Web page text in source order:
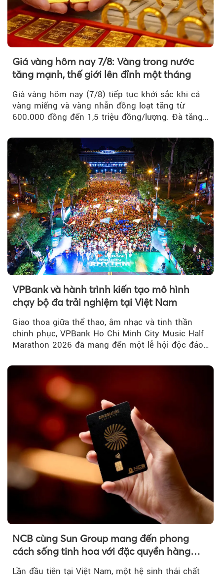
Giá vàng hôm nay 7/8: Vàng trong nước
tăng mạnh, thế giới lên đỉnh một tháng
Giá vàng hôm nay (7/8) tiếp tục khởi sắc khi cả
vàng miếng và vàng nhẫn đồng loạt tăng từ
600.000 đồng đến 1,5 triệu đồng/lượng. Đà tăng
vàng thế giới bứt phá lên mức cao nhất trong
một tháng.
VPBank và hành trình kiến tạo mô hình
chạy bộ đa trải nghiệm tại Việt Nam
Giao thoa giữa thể thao, âm nhạc và tinh thần
chinh phục, VPBank Ho Chi Minh City Music Half
Marathon 2026 đã mang đến một lễ hội độc đáo
NCB cùng Sun Group mang đến phong
cách sống tinh hoa với đặc quyền hàng
đầu Việt Nam
Lần đầu tiên tại Việt Nam, một hệ sinh thái chất